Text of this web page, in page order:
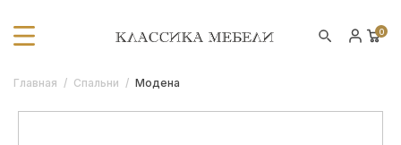
0
Главная / Спальни / Модена